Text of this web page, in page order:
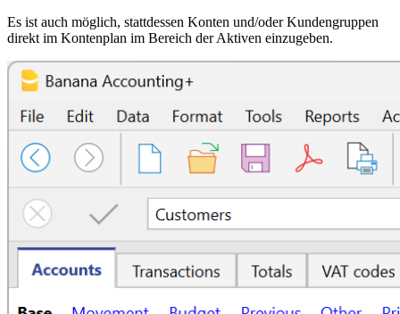
Es ist auch möglich, stattdessen Konten und/oder Kundengruppen
direkt im Kontenplan im Bereich der Aktiven einzugeben.